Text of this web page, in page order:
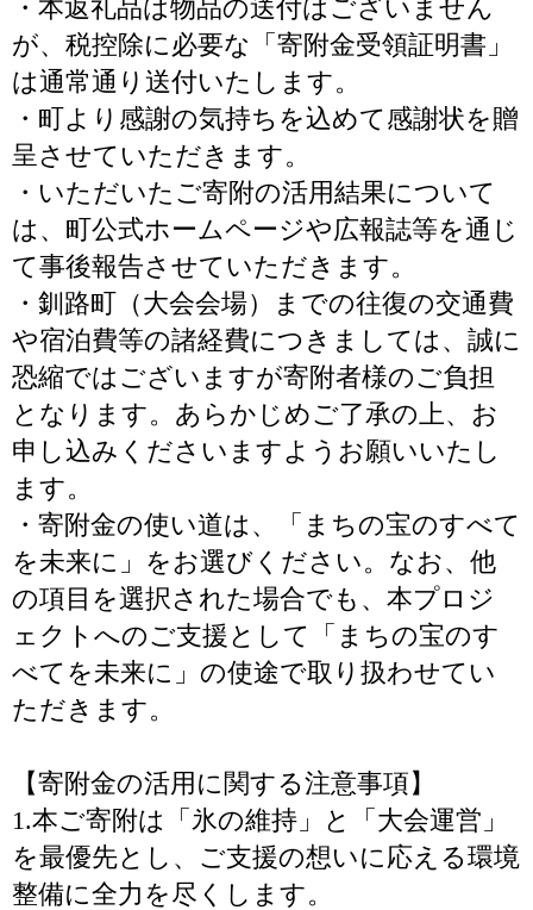
・本返礼品は物品の送付はございません
が、税控除に必要な「寄附金受領証明書」
は通常通り送付いたします。
・町より感謝の気持ちを込めて感謝状を贈
呈させていただきます。
・いただいたご寄附の活用結果について
は、町公式ホームページや広報誌等を通じ
て事後報告させていただきます。
・釧路町（大会会場）までの往復の交通費
や宿泊費等の諸経費につきましては、誠に
恐縮ではございますが寄附者様のご負担
となります。あらかじめご了承の上、お
申し込みくださいますようお願いいたし
ます。
・寄附金の使い道は、「まちの宝のすべて
を未来に」をお選びください。なお、他
の項目を選択された場合でも、本プロジ
ェクトへのご支援として「まちの宝のす
べてを未来に」の使途で取り扱わせてい
ただきます。
【寄附金の活用に関する注意事項】
1.本ご寄附は「氷の維持」と「大会運営」
を最優先とし、ご支援の想いに応える環境
整備に全力を尽くします。